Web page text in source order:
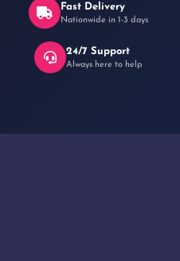
Fast Delivery
Nationwide in 1-3 days
24/7 Support
Always here to help